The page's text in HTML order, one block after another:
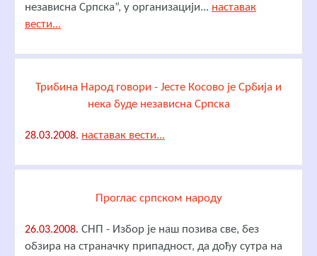
независна Српска”, у организацији... наставак
вести...
Трибина Народ говори - Јесте Косово је Србија и
нека буде независна Српска
28.03.2008. наставак вести...
Проглас српском народу
26.03.2008. СНП - Избор је наш позива све, без
обзира на страначку припадност, да дођу сутра на